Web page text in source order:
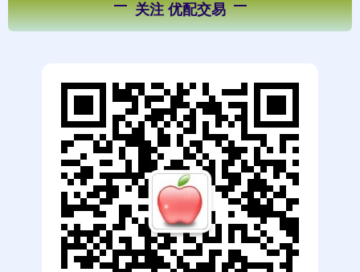
关注 优配交易